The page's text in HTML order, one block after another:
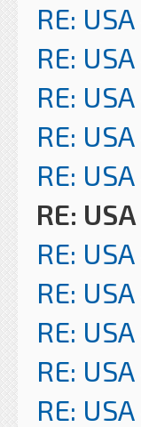
RE: USA
RE: USA
RE: USA
RE: USA
RE: USA
RE: USA
RE: USA
RE: USA
RE: USA
RE: USA
RE: USA